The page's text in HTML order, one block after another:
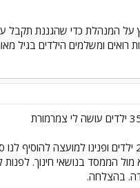
על המנהלת כדי שהגננת תקבל
ומשלמים הילדים בגיל
אצלנו היתה שנה של 25 ילדים
הממסד בנושאי חינוך.
בהצלחה.